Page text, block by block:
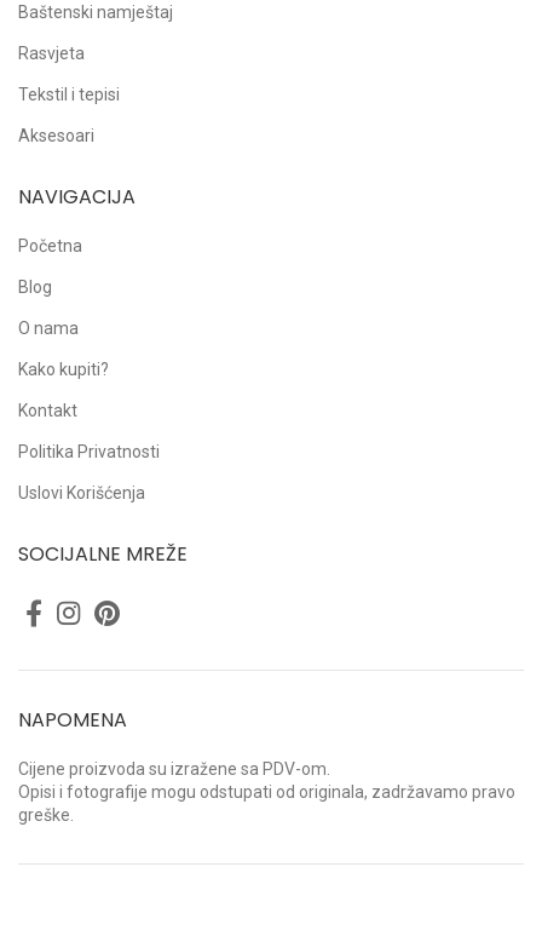
Baštenski namještaj
Rasvjeta
Tekstil i tepisi
Aksesoari
NAVIGACIJA
Početna
Blog
O nama
Kako kupiti?
Kontakt
Politika Privatnosti
Uslovi Korišćenja
SOCIJALNE MREŽE
NAPOMENA
Cijene proizvoda su izražene sa PDV-om.
Opisi i fotografije mogu odstupati od originala, zadržavamo pravo
greške.